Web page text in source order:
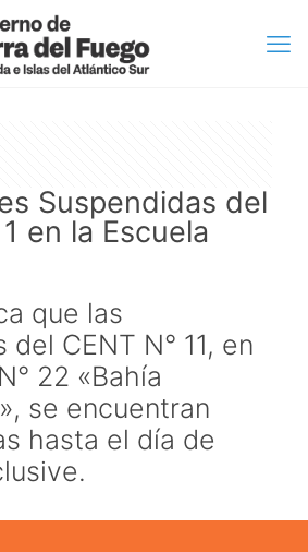
Suspendidas del
en la Escuela
que las
CENT N° 11, en
22 «Bahía
se encuentran
hasta el día de